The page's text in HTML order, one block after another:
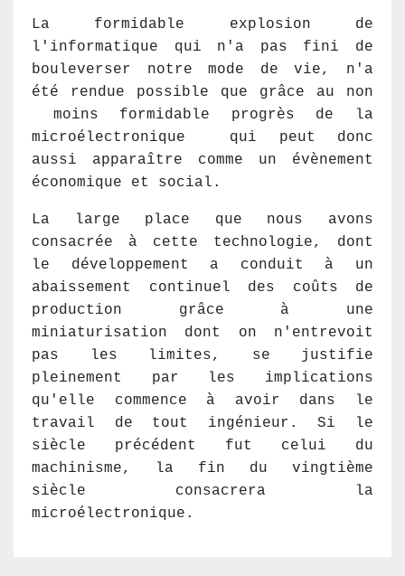
La formidable explosion de
l'informatique qui n'a pas fini de
bouleverser notre mode de vie, n'a
été rendue possible que grâce au non
moins formidable progrès de la
microélectronique qui peut donc
aussi apparaître comme un évènement
économique et social.
La large place que nous avons
consacrée à cette technologie, dont
le développement a conduit à un
abaissement continuel des coûts de
production grâce à une
miniaturisation dont on n'entrevoit
pas les limites, se justifie
pleinement par les implications
qu'elle commence à avoir dans le
travail de tout ingénieur. Si le
siècle précédent fut celui du
machinisme, la fin du vingtième
siècle consacrera la
microélectronique.